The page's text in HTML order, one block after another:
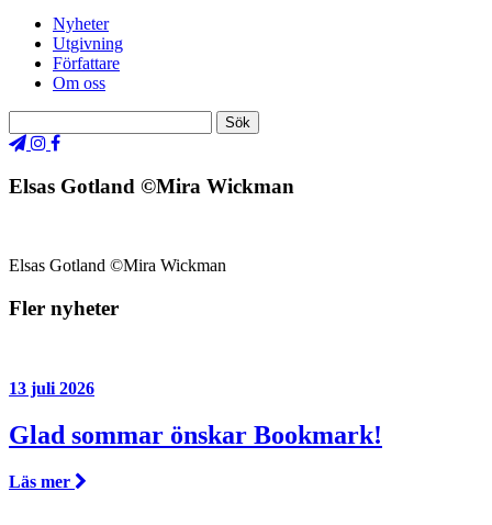
Nyheter
Utgivning
Författare
Om oss
Elsas Gotland ©Mira Wickman
Elsas Gotland ©Mira Wickman
Fler nyheter
13 juli 2026
Glad sommar önskar Bookmark!
Läs mer